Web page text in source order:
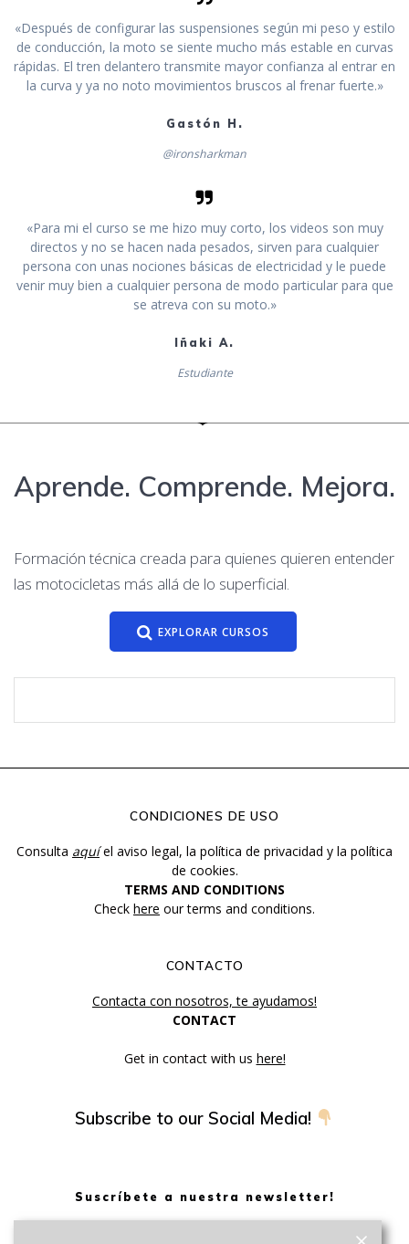
«Después de configurar las suspensiones según mi peso y estilo
de conducción, la moto se siente mucho más estable en curvas
rápidas. El tren delantero transmite mayor confianza al entrar en
la curva y ya no noto movimientos bruscos al frenar fuerte.»
Gastón H.
@ironsharkman
«Para mi el curso se me hizo muy corto, los videos son muy
directos y no se hacen nada pesados, sirven para cualquier
persona con unas nociones básicas de electricidad y le puede
venir muy bien a cualquier persona de modo particular para que
se atreva con su moto.»
Iñaki A.
Estudiante
Aprende. Comprende. Mejora.
Formación técnica creada para quienes quieren entender
las motocicletas más allá de lo superficial.
EXPLORAR CURSOS
CONDICIONES DE USO
Consulta aquíel aviso legal, la política de privacidad y la política
de cookies.
TERMS AND CONDITIONS
Check here our terms and conditions.
CONTACTO
Contacta con nosotros, te ayudamos!
CONTACT
Get in contact with us here!
Subscribe to our Social Media!
Suscríbete a nuestra newsletter!